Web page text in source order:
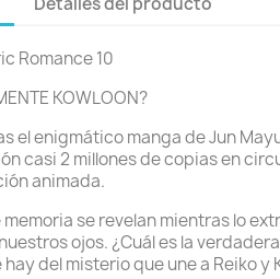
Romance 10
KOWLOON?
el enigmático manga de Jun
casi 2 millones de copias en
animada.
se revelan mientras lo
ojos. ¿Cuál es la
hay del misterio que une a Reiko y